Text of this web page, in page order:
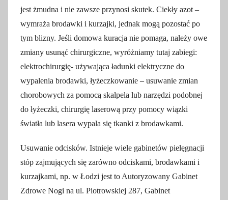
jest żmudna i nie zawsze przynosi skutek. Ciekły azot –
wymraża brodawki i kurzajki, jednak mogą pozostać po
tym blizny. Jeśli domowa kuracja nie pomaga, należy owe
zmiany usunąć chirurgiczne, wyróżniamy tutaj zabiegi:
elektrochirurgię- używająca ładunki elektryczne do
wypalenia brodawki, łyżeczkowanie – usuwanie zmian
chorobowych za pomocą skalpela lub narzędzi podobnej
do łyżeczki, chirurgię laserową przy pomocy wiązki
światła lub lasera wypala się tkanki z brodawkami.
Usuwanie odcisków. Istnieje wiele gabinetów pielęgnacji
stóp zajmujących się zarówno odciskami, brodawkami i
kurzajkami, np. w Łodzi jest to Autoryzowany Gabinet
Zdrowe Nogi na ul. Piotrowskiej 287, Gabinet